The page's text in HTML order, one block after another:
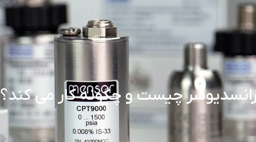
چیست و چگونه کار می کند؟